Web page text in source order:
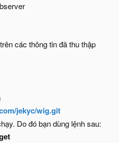
các thông tin đã thu thập
jekyc/wig.git
Do đó bạn dùng lệnh sau: